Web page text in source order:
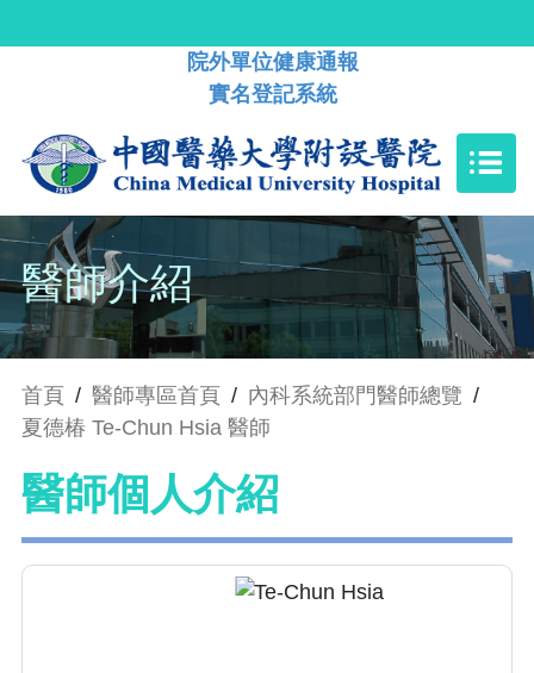
院外單位健康通報
實名登記系統
醫師介紹
首頁 / 醫師專區首頁 / 內科系統部門醫師總覽 /
夏德椿 Te-Chun Hsia 醫師
醫師個人介紹